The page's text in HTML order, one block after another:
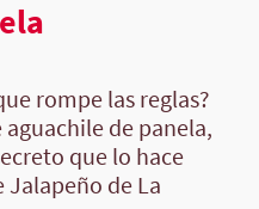
rompe las reglas?
de panela,
que lo hace
Jalapeño de La